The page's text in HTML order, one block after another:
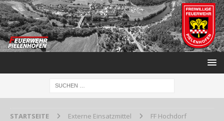
STARTSEITE Externe Einsatzmittel FF Hochdorf